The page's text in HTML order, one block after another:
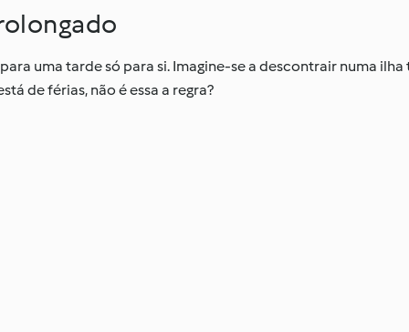
uma tarde só para si. Imagine-se a descontrair numa
de férias, não é essa a regra?